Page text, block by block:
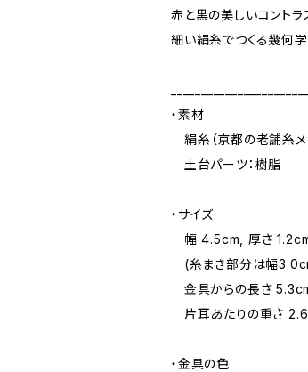
赤と黒の美しいコントラ
細い絹糸でつくる幾何学
・素材
絹糸（京都の老舗糸メ
土台パーツ：樹脂
・サイズ
幅 4.5cm, 厚さ
(糸まき部分は幅
金具からの長さ
片耳あたりの重さ
・金具の色